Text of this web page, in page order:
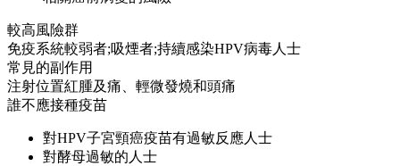
較高風險群
免疫系統較弱者;吸煙者;持續感染HPV病毒人士
常見的副作用
注射位置紅腫及痛、輕微發燒和頭痛
誰不應接種疫苗
對HPV子宮頸癌疫苗有過敏反應人士
對酵母過敏的人士